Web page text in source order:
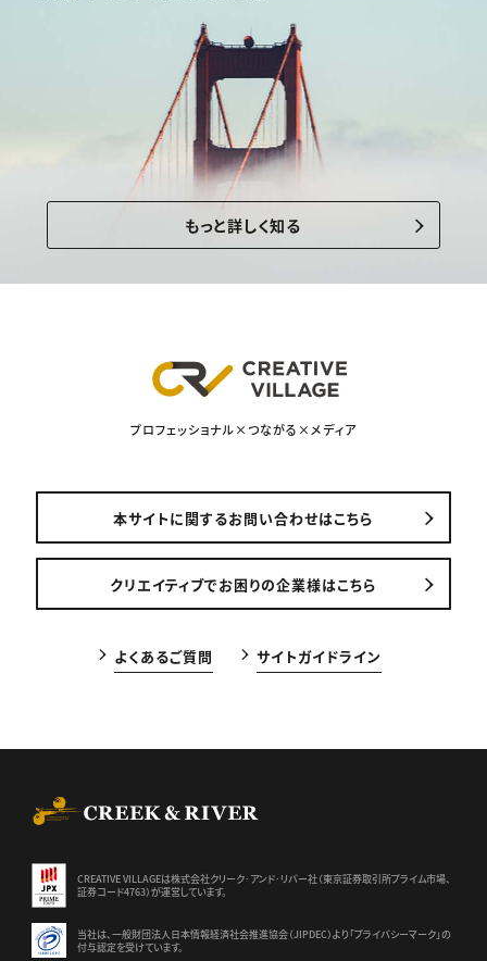
もっと詳しく知る
プロフェッショナル×つながる×メディア
本サイトに関するお問い合わせはこちら
クリエイティブでお困りの企業様はこちら
よくあるご質問 サイトガイドライン
CREATIVE VILLAGEは株式会社クリーク･アンド･リバー社（東京証券取引所プライム市場、
証券コード4763）が運営しています。
当社は、一般財団法人日本情報経済社会推進協会（JIPDEC）より 「プライバシーマーク」の
付与認定を受けています。